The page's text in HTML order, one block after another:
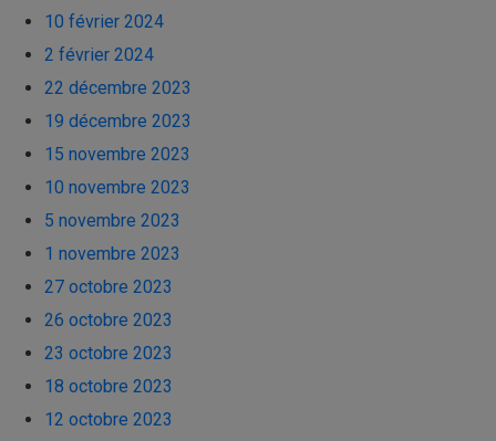
10 février 2024
2 février 2024
22 décembre 2023
19 décembre 2023
15 novembre 2023
10 novembre 2023
5 novembre 2023
1 novembre 2023
27 octobre 2023
26 octobre 2023
23 octobre 2023
18 octobre 2023
12 octobre 2023